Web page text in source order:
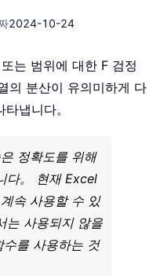
2024-10-24
는 범위에 대한 F 검정
의 분산이 유의미하게 다
냅니다。
정확도를 위해
다。 현재 Excel
속 사용할 수 있
는 사용되지 않을
를 사용하는 것